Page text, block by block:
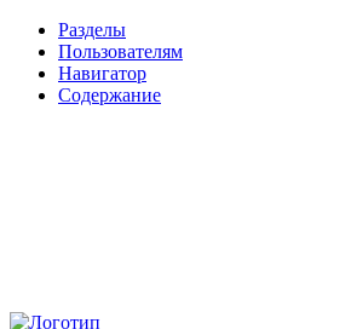
Разделы
Пользователям
Навигатор
Содержание